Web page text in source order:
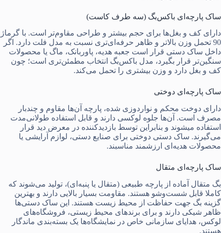
ساک پارچه‌ای باکس‌بگ (سه طرف کاست)
دارای کف و بغل‌ها برای حجم بیشتر و طراحی مقاوم‌تر است. با گرماژ
90 تحمل وزن بالاتر و ظاهر حرفه‌ای‌تری نسبت به مدل فلت دارد. اگر
داخل ساک دستی قرار است جعبه هدیه، پاوربانک، ماگ یا محصولات
سنگین‌تر قرار بگیرد، مدل باکس‌بگ انتخاب مطمئن‌تری است؛ چون
کف و بغل دارد و وزن بیشتری را تحمل می‌کند.
ساک پارچه‌ای دوختی
دارای دوخت محکم و نواردوزی شده، پارچه آن‌ها مقاوم و چندبار
مصرف است. آن‌ها جلوه لوکسی دارند و قابل استفاده طولانی‌مدت
استفاده میشوند و بنابراین توسط بازدیدکننده در معرض دید قرار
می‌گیرند. ساک دستی دوختی برای صنایع دستی، لوازم آرایشی یا
محصولات هدیه‌ای ارزشمند مناسبند.
ساک پارچه‌ای متقال
بگ متقال آماده از پارچه طبیعی (متقال یا پنبه‌ای)، تولید می‌شوند که
کاملا قابل شست‌وشو هستند. مقاومت بسیار بالایی دارند و بهترین
گزینه بگ جهت حفاظت از محیط زیست هستند. این ساک دستی‌ها
ظاهر شیکی دارند و برای برندهای محیط زیستی، فروشگاه‌های
لوکس، هدایای سازمانی خاص در نمایشگاه‌ها یک بسته‌بندی ماندگار
هستند.